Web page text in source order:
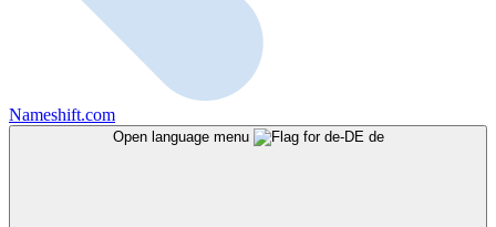
Nameshift.com
Open language menu de